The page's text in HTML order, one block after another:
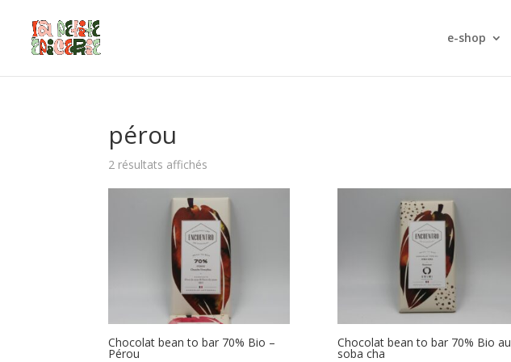
e-shop
pérou
2 résultats affichés
Chocolat bean to bar 70% Bio –
Pérou
Chocolat bean to bar 70% Bio au
soba cha